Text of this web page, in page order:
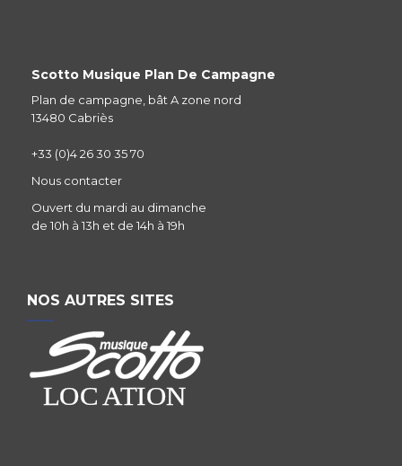
Scotto Musique Plan De Campagne
Plan de campagne, bât A zone nord
13480 Cabriès
+33 (0)4 26 30 35 70
Nous contacter
Ouvert du mardi au dimanche
de 10h à 13h et de 14h à 19h
NOS AUTRES SITES